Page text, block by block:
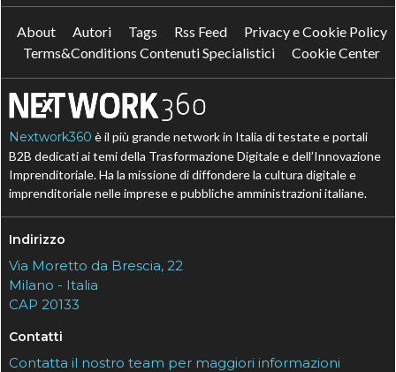
About Autori Tags Rss Feed
Privacy e Cookie Policy
Terms&Conditions Contenuti Specialistici
Cookie Center
Nextwork360 è il più grande network in Italia di testate e portali
B2B dedicati ai temi della Trasformazione Digitale e dell’Innovazione
Imprenditoriale. Ha la missione di diffondere la cultura digitale e
imprenditoriale nelle imprese e pubbliche amministrazioni italiane.
Indirizzo
Via Moretto da Brescia, 22
Milano - Italia
CAP 20133
Contatti
Contatta il nostro team per maggiori informazioni